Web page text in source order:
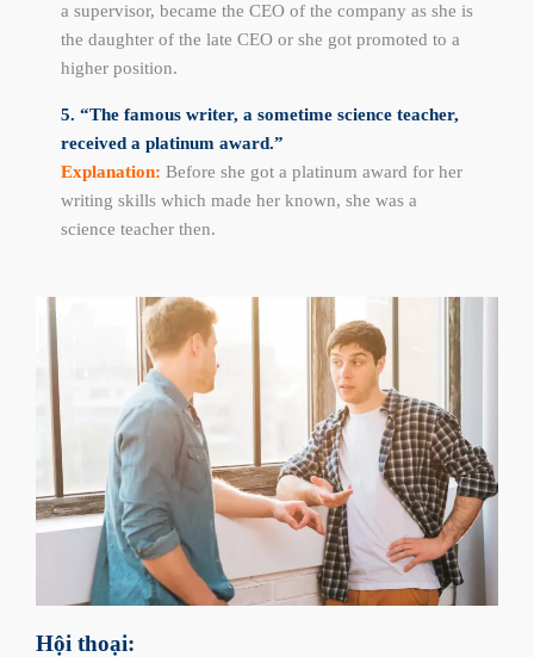
a supervisor, became the CEO of the company as she is
the daughter of the late CEO or she got promoted to a
higher position.
5. “The famous writer, a sometime science teacher,
received a platinum award.”
Explanation: Before she got a platinum award for her
writing skills which made her known, she was a
science teacher then.
Hội thoại: